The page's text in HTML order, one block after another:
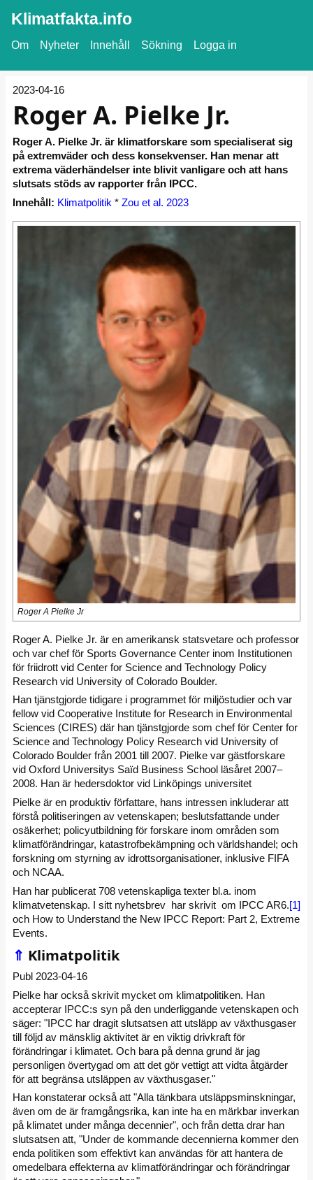
Klimatfakta.info
Om Nyheter Innehåll Sökning Logga in
2023-04-16
Roger A. Pielke Jr.
Roger A. Pielke Jr. är klimatforskare som specialiserat sig
på extremväder och dess konsekvenser. Han menar att
extrema väderhändelser inte blivit vanligare och att hans
slutsats stöds av rapporter från IPCC.
Innehåll: Klimatpolitik * Zou et al. 2023
Roger A Pielke Jr
Roger A. Pielke Jr. är en amerikansk statsvetare och professor
och var chef för Sports Governance Center inom Institutionen
för friidrott vid Center for Science and Technology Policy
Research vid University of Colorado Boulder.
Han tjänstgjorde tidigare i programmet för miljöstudier och var
fellow vid Cooperative Institute for Research in Environmental
Sciences (CIRES) där han tjänstgjorde som chef för Center for
Science and Technology Policy Research vid University of
Colorado Boulder från 2001 till 2007. Pielke var gästforskare
vid Oxford Universitys Saïd Business School läsåret 2007–
2008. Han är hedersdoktor vid Linköpings universitet
Pielke är en produktiv författare, hans intressen inkluderar att
förstå politiseringen av vetenskapen; beslutsfattande under
osäkerhet; policyutbildning för forskare inom områden som
klimatförändringar, katastrofbekämpning och världshandel; och
forskning om styrning av idrottsorganisationer, inklusive FIFA
och NCAA.
Han har publicerat 708 vetenskapliga texter bl.a. inom
klimatvetenskap. I sitt nyhetsbrev har skrivit om IPCC AR6.[1]
och How to Understand the New IPCC Report: Part 2, Extreme
Events.
⇑ Klimatpolitik
Publ 2023-04-16
Pielke har också skrivit mycket om klimatpolitiken. Han
accepterar IPCC:s syn på den underliggande vetenskapen och
säger: "IPCC har dragit slutsatsen att utsläpp av växthusgaser
till följd av mänsklig aktivitet är en viktig drivkraft för
förändringar i klimatet. Och bara på denna grund är jag
personligen övertygad om att det gör vettigt att vidta åtgärder
för att begränsa utsläppen av växthusgaser."
Han konstaterar också att "Alla tänkbara utsläppsminskningar,
även om de är framgångsrika, kan inte ha en märkbar inverkan
på klimatet under många decennier", och från detta drar han
slutsatsen att, "Under de kommande decennierna kommer den
enda politiken som effektivt kan användas för att hantera de
omedelbara effekterna av klimatförändringar och förändringar